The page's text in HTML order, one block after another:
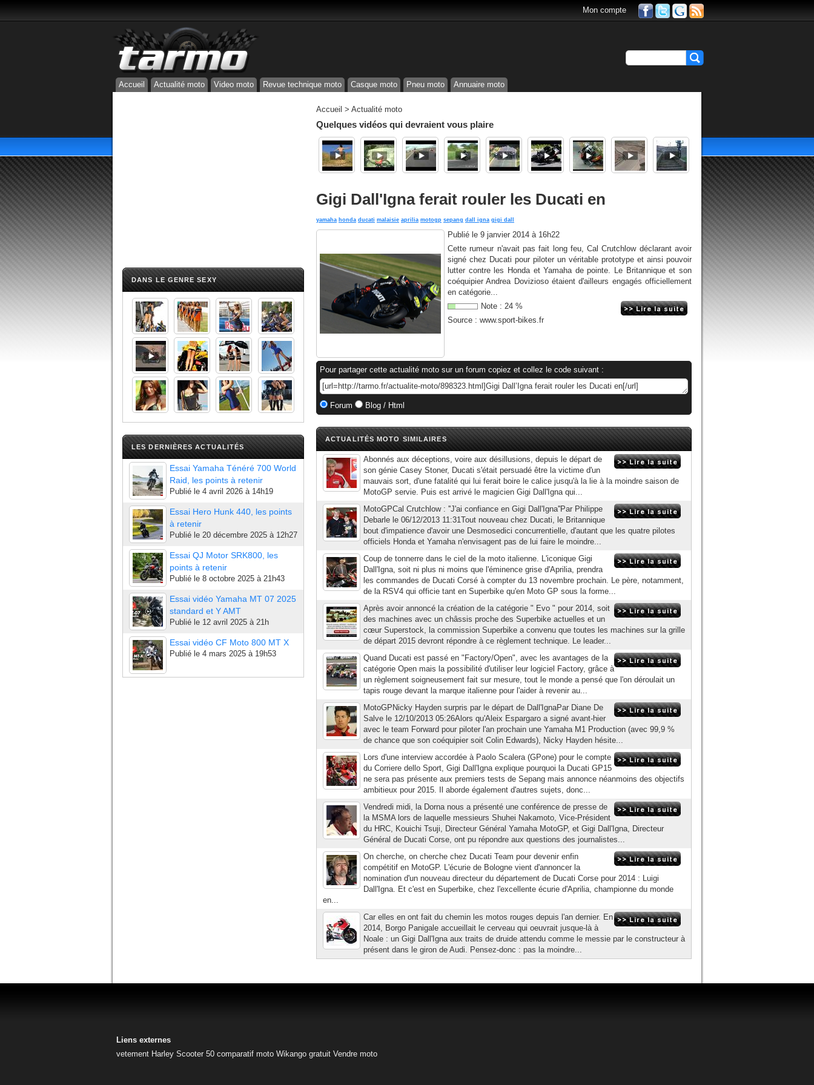
Mon compte
Accueil Actualité moto Video moto Revue technique moto Casque moto Pneu moto Annuaire moto
DANS LE GENRE SEXY
LES DERNIÈRES ACTUALITÉS
Essai Yamaha Ténéré 700 World
Raid, les points à retenir
Publié le 4 avril 2026 à 14h19
Essai Hero Hunk 440, les points
à retenir
Publié le 20 décembre 2025 à 12h27
Essai QJ Motor SRK800, les
points à retenir
Publié le 8 octobre 2025 à 21h43
Essai vidéo Yamaha MT 07 2025
standard et Y AMT
Publié le 12 avril 2025 à 21h
Essai vidéo CF Moto 800 MT X
Publié le 4 mars 2025 à 19h53
Accueil > Actualité moto
Quelques vidéos qui devraient vous plaire
Gigi Dall'Igna ferait rouler les Ducati en
yamaha honda ducati malaisie aprilia motogp sepang dall igna gigi dall
Publié le 9 janvier 2014 à 16h22
Cette rumeur n'avait pas fait long feu, Cal Crutchlow déclarant avoir
signé chez Ducati pour piloter un véritable prototype et ainsi pouvoir
lutter contre les Honda et Yamaha de pointe. Le Britannique et son
coéquipier Andrea Dovizioso étaient d'ailleurs engagés officiellement
en catégorie...
Note : 24 %
Source : www.sport-bikes.fr
Pour partager cette actualité moto sur un forum copiez et collez le code suivant :
Forum Blog / Html
ACTUALITÉS MOTO SIMILAIRES
Abonnés aux déceptions, voire aux désillusions, depuis le départ de
son génie Casey Stoner, Ducati s'était persuadé être la victime d'un
mauvais sort, d'une fatalité qui lui ferait boire le calice jusqu'à la lie à la moindre saison de
MotoGP servie. Puis est arrivé le magicien Gigi Dall'Igna qui...
MotoGPCal Crutchlow : ''J'ai confiance en Gigi Dall'Igna''Par Philippe
Debarle le 06/12/2013 11:31Tout nouveau chez Ducati, le Britannique
bout d'impatience d'avoir une Desmosedici concurrentielle, d'autant que les quatre pilotes
officiels Honda et Yamaha n'envisagent pas de lui faire le moindre...
Coup de tonnerre dans le ciel de la moto italienne. L'iconique Gigi
Dall'Igna, soit ni plus ni moins que l'éminence grise d'Aprilia, prendra
les commandes de Ducati Corsé à compter du 13 novembre prochain. Le père, notamment,
de la RSV4 qui officie tant en Superbike qu'en Moto GP sous la forme...
Après avoir annoncé la création de la catégorie " Evo " pour 2014, soit
des machines avec un châssis proche des Superbike actuelles et un
cœur Superstock, la commission Superbike a convenu que toutes les machines sur la grille
de départ 2015 devront répondre à ce règlement technique. Le leader...
Quand Ducati est passé en "Factory/Open", avec les avantages de la
catégorie Open mais la possibilité d'utiliser leur logiciel Factory, grâce à
un règlement soigneusement fait sur mesure, tout le monde a pensé que l'on déroulait un
tapis rouge devant la marque italienne pour l'aider à revenir au...
MotoGPNicky Hayden surpris par le départ de Dall'IgnaPar Diane De
Salve le 12/10/2013 05:26Alors qu'Aleix Espargaro a signé avant-hier
avec le team Forward pour piloter l'an prochain une Yamaha M1 Production (avec 99,9 %
de chance que son coéquipier soit Colin Edwards), Nicky Hayden hésite...
Lors d'une interview accordée à Paolo Scalera (GPone) pour le compte
du Corriere dello Sport, Gigi Dall'Igna explique pourquoi la Ducati GP15
ne sera pas présente aux premiers tests de Sepang mais annonce néanmoins des objectifs
ambitieux pour 2015. Il aborde également d'autres sujets, donc...
Vendredi midi, la Dorna nous a présenté une conférence de presse de
la MSMA lors de laquelle messieurs Shuhei Nakamoto, Vice-Président
du HRC, Kouichi Tsuji, Directeur Général Yamaha MotoGP, et Gigi Dall'Igna, Directeur
Général de Ducati Corse, ont pu répondre aux questions des journalistes...
On cherche, on cherche chez Ducati Team pour devenir enfin
compétitif en MotoGP. L'écurie de Bologne vient d'annoncer la
nomination d'un nouveau directeur du département de Ducati Corse pour 2014 : Luigi
Dall'Igna. Et c'est en Superbike, chez l'excellente écurie d'Aprilia, championne du monde
en...
Car elles en ont fait du chemin les motos rouges depuis l'an dernier. En
2014, Borgo Panigale accueillait le cerveau qui oeuvrait jusque-là à
Noale : un Gigi Dall'Igna aux traits de druide attendu comme le messie par le constructeur à
présent dans le giron de Audi. Pensez-donc : pas la moindre...
Liens externes
vetement Harley Scooter 50 comparatif moto Wikango gratuit Vendre moto